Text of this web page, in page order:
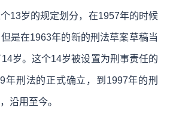
13岁的规定划分，在1957年的时候
是在1963年的新的刑法草案草稿当
岁。这个14岁被设置为刑事责任的
年刑法的正式确立，到1997年的刑
沿用至今。